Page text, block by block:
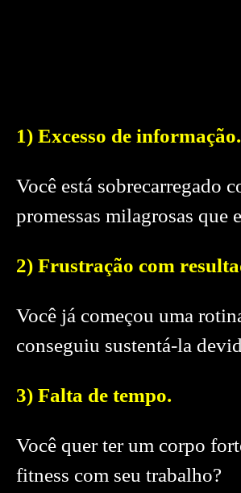
1) Excesso de informação.
Você está sobrecarregado
promessas milagrosas que
2) Frustração com
Você já começou uma
conseguiu sustentá-la
3) Falta de tempo.
Você quer ter um corpo
fitness com seu trabalho?